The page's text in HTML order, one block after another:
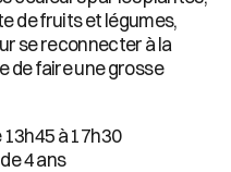
de fruits et légumes,
se reconnecter à la
de faire une grosse
à 17h30
4 ans